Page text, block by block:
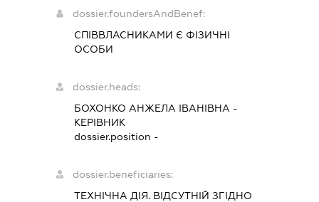
dossier.foundersAndBenef:
СПІВВЛАСНИКАМИ Є ФІЗИЧНІ
ОСОБИ
dossier.heads:
БОХОНКО АНЖЕЛА ІВАНІВНА -
КЕРІВНИК
dossier.position -
dossier.beneficiaries:
ТЕХНІЧНА ДІЯ. ВІДСУТНІЙ ЗГІДНО